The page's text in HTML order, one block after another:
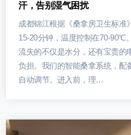
汗，告别湿气困扰
成都锦江根据《桑拿房卫生标准
15-20分钟，温度控制在70-90℃
流失的不仅是水分，还有宝贵的
负担。我们的智能桑拿系统，配
自动调节。进入前，理…